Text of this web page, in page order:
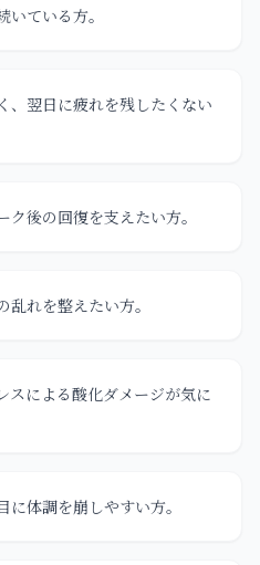
ている方。
、翌日に疲れを残したくない
後の回復を支えたい方。
れを整えたい方。
スによる酸化ダメージが気に
体調を崩しやすい方。